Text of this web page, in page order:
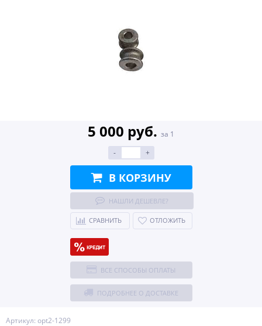
Артикул: opt2-1299
5 000 руб. за 1
-
+
В КОРЗИНУ
НАШЛИ ДЕШЕВЛЕ?
СРАВНИТЬ ОТЛОЖИТЬ
ВСЕ СПОСОБЫ ОПЛАТЫ
ПОДРОБНЕЕ О ДОСТАВКЕ